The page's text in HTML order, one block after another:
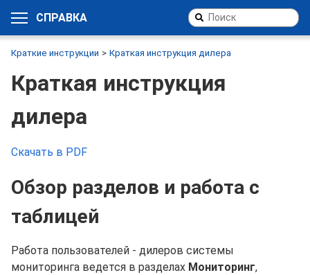
СПРАВКА
Краткие инструкции Краткая инструкция дилера
Краткая инструкция
дилера
Скачать в PDF
Обзор разделов и работа с
таблицей
Работа пользователей - дилеров системы
мониторинга ведется в разделах Мониторинг,